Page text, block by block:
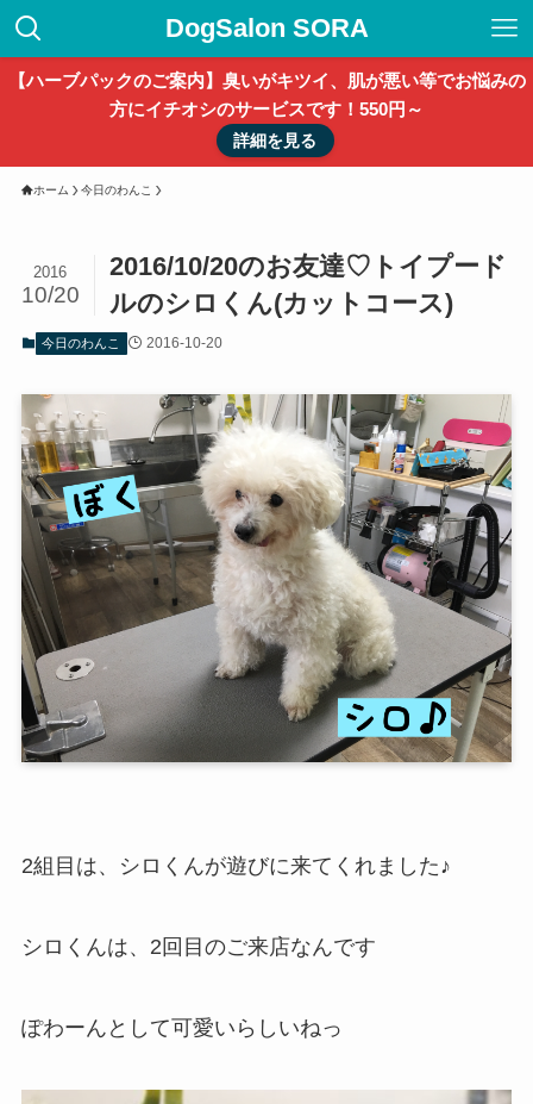
DogSalon SORA
【ハーブパックのご案内】臭いがキツイ、肌が悪い等でお悩みの
方にイチオシのサービスです！550円～
詳細を見る
ホーム 今日のわんこ
2016/10/20のお友達♡トイプード
ルのシロくん(カットコース)
2016
10/20
今日のわんこ 2016-10-20
2組目は、シロくんが遊びに来てくれました♪
シロくんは、2回目のご来店なんです
ぽわーんとして可愛いらしいねっ